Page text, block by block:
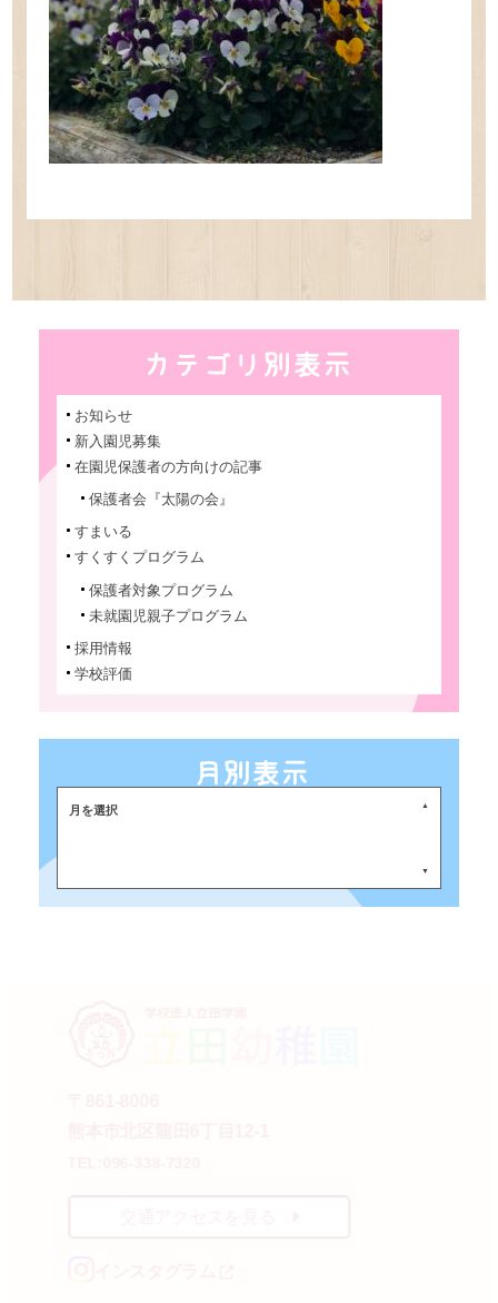
お知らせ
新入園児募集
在園児保護者の方向けの記事
保護者会『太陽の会』
すまいる
すくすくプログラム
保護者対象プログラム
未就園児親子プログラム
採用情報
学校評価
月を選択